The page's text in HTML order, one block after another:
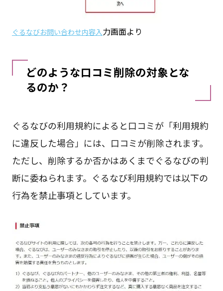
ぐるなびお問い合わせ内容入力画面より
どのような口コミ削除の対象とな
るのか？
ぐるなびの利用規約によると口コミが「利用規約
に違反した場合」には、口コミが削除されます。
ただし、削除するか否かはあくまでぐるなびの判
断に委ねられます。ぐるなび利用規約では以下の
行為を禁止事項としています。